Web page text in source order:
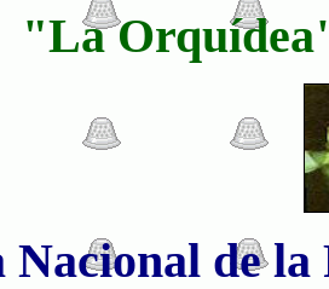
"La
Nacional de la